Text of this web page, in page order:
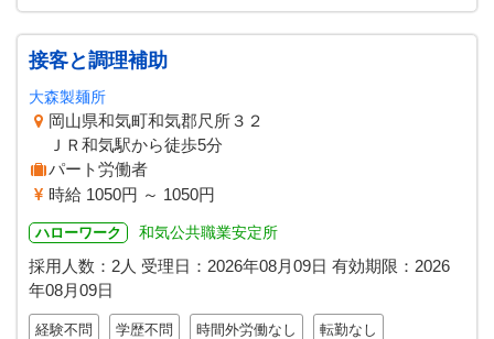
接客と調理補助
大森製麺所
岡山県和気町和気郡尺所３２
ＪＲ和気駅から徒歩5分
パート労働者
時給 1050円 ～ 1050円
ハローワーク 和気公共職業安定所
採用人数：2人 受理日： 2026年08月09日 有効期限： 2026
年08月09日
経験不問 学歴不問 時間外労働なし 転勤なし